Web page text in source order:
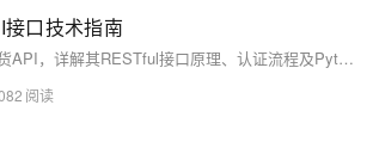
口技术指南
本文介绍淘宝天猫上货API，详解其RESTful接口原理、认证流程及Python调用示例。涵盖商品添加、签名生成、响应处理，并提供代码实现与最佳实践，助力开发者高效实现自动化批量上架。